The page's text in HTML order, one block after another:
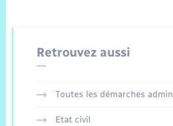
Retrouvez aussi
Toutes les démarches
Etat civil